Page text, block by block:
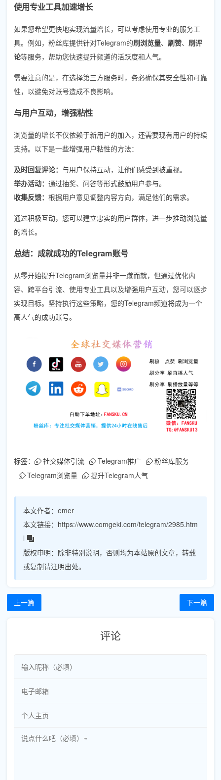
使用专业工具加速增长
如果您希望更快地实现流量增长，可以考虑使用专业的服务工
具。例如，粉丝库提供针对Telegram的刷浏览量、 刷赞、 刷评
论等服务，帮助您快速提升频道的活跃度和人气。
需要注意的是，在选择第三方服务时，务必确保其安全性和可靠
性，以避免对账号造成不良影响。
与用户互动，增强粘性
浏览量的增长不仅依赖于新用户的加入，还需要现有用户的持续
支持。以下是一些增强用户粘性的方法：
及时回复评论： 与用户保持互动，让他们感受到被重视。
举办活动： 通过抽奖、问答等形式鼓励用户参与。
收集反馈： 根据用户意见调整内容方向，满足他们的需求。
通过积极互动，您可以建立忠实的用户群体，进一步推动浏览量
的增长。
总结：成就成功的Telegram账号
从零开始提升Telegram浏览量并非一蹴而就，但通过优化内
容、跨平台引流、使用专业工具以及增强用户互动，您可以逐步
实现目标。坚持执行这些策略，您的Telegram频道将成为一个
高人气的成功账号。
标签： 社交媒体引流 Telegram推广
粉丝库服务
Telegram浏览量
提升Telegram人气
本文作者： emer
本文链接： https://www.comgeki.com/telegram/2985.htm
l
版权申明： 除非特别说明，否则均为本站原创文章，转载
或复制请注明出处。
上一篇 下一篇
评论